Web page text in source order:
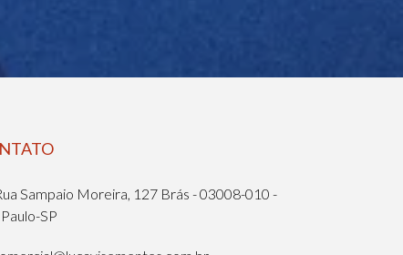
Sampaio Moreira, 127 Brás - 03008-010 -
SP